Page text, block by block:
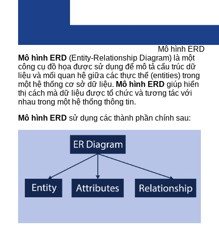
Mô hình ERD
Mô hình ERD (Entity-Relationship Diagram) là một
công cụ đồ họa được sử dụng để mô tả cấu trúc dữ
liệu và mối quan hệ giữa các thực thể (entities) trong
một hệ thống cơ sở dữ liệu. Mô hình ERD giúp hiển
thị cách mà dữ liệu được tổ chức và tương tác với
nhau trong một hệ thống thông tin.
Mô hình ERD sử dụng các thành phần chính sau: